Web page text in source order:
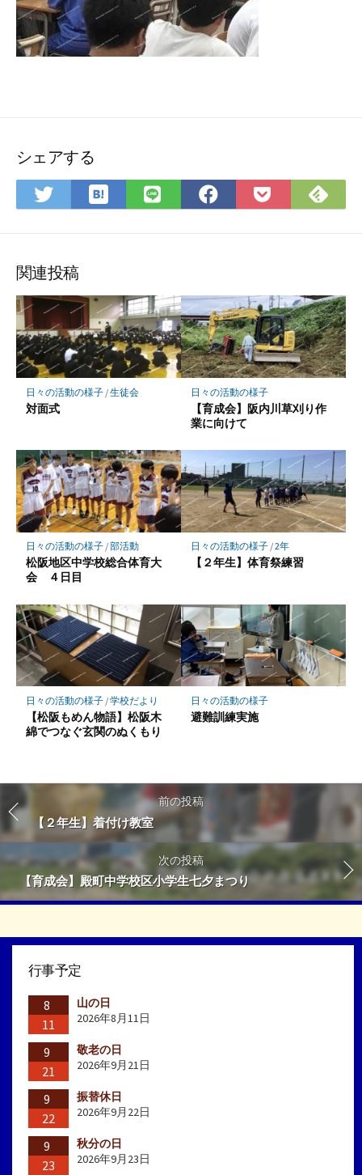
シェアする
Twitter
で
ア
は
て
ク
マ
ー
ク
に
保
LINE
で
Facebook
で
Pocket
に
で
関連投稿
日々の活動の様子/生徒会
対面式
日々の活動の様子
【育成会】阪内川草刈り作
業に向けて
日々の活動の様子/部活動
松阪地区中学校総合体育大
会 ４日目
日々の活動の様子/2年
【２年生】体育祭練習
日々の活動の様子/学校だより
【松阪もめん物語】松阪木
綿でつなぐ玄関のぬくもり
日々の活動の様子
避難訓練実施
前の投稿
【２年生】着付け教室
次の投稿
【育成会】殿町中学校区小学生七夕まつり
行事予定
8
11
山の日
2026年8月11日
9
21
敬老の日
2026年9月21日
9
22
振替休日
2026年9月22日
9
23
秋分の日
2026年9月23日